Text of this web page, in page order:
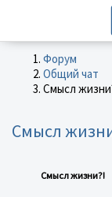
Форум
Общий чат
Смысл
Смысл
Смысл жизни?!